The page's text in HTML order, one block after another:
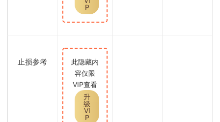
P
止损参考
此隐藏内
容仅限
VIP查看
升
级
VI
P